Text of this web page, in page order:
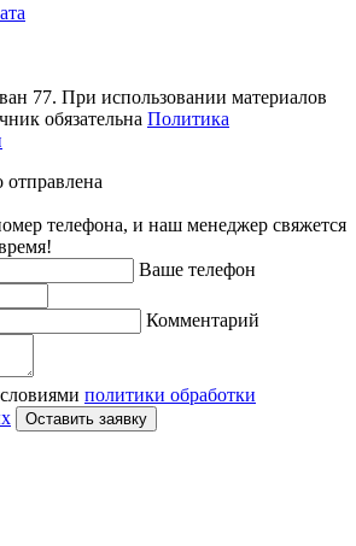
77. При использовании материалов
обязательна Политика
телефона, и наш менеджер свяжется
Ваше телефон
Комментарий
политики обработки